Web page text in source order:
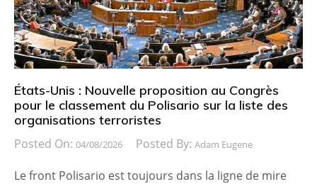
États-Unis : Nouvelle proposition au Congrès
pour le classement du Polisario sur la liste des
organisations terroristes
Posted On: 04/08/2026 Posted By: Adam Eugene
Le front Polisario est toujours dans la ligne de mire